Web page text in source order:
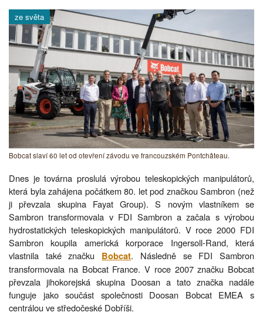
ze světa
Bobcat slaví 60 let od otevření závodu ve francouzském Pontchâteau.
Dnes je továrna proslulá výrobou teleskopických manipulátorů,
která byla zahájena počátkem 80. let pod značkou Sambron (než
ji převzala skupina Fayat Group). S novým vlastníkem se
Sambron transformovala v FDI Sambron a začala s výrobou
hydrostatických teleskopických manipulátorů. V roce 2000 FDI
Sambron koupila americká korporace Ingersoll-Rand, která
vlastnila také značku Bobcat. Následně se FDI Sambron
transformovala na Bobcat France. V roce 2007 značku Bobcat
převzala jihokorejská skupina Doosan a tato značka nadále
funguje jako součást společnosti Doosan Bobcat EMEA s
centrálou ve středočeské Dobříši.